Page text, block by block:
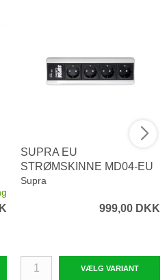
SUPRA EU
STRØMSKINNE MD04-EU
MK3 (4 UDTAG, 10 AMP.)
Supra
999,00 DKK
VÆLG VARIANT